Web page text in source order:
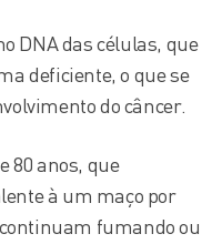
DNA das células, que
deficiente, o que se
do câncer.
80 anos, que
à um maço por
fumando ou